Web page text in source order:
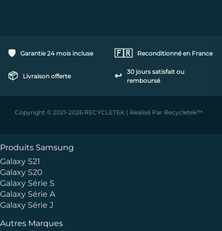
🛡️ Garantie 24 mois incluse 🇫🇷 Reconditionné en France
📦 Livraison offerte ↩️
30 jours satisfait ou
remboursé
Copyright © 2021-2026 RECYCLETEK | Realisé Par Recycletek™
Autres Marques
Produits Samsung
Galaxy S21
Galaxy S20
Galaxy Série S
Galaxy Série A
Galaxy Série J